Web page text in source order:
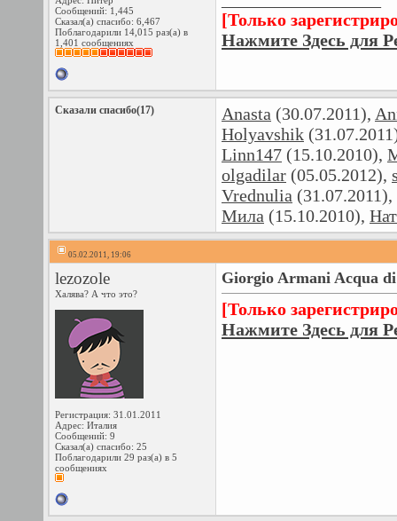
Сообщений: 1,445
Сказал(а) спасибо: 6,467
Поблагодарили 14,015 раз(а) в
1,401 сообщениях
[Только
Нажмите Здесь для
Сказали спасибо(17) Anasta (30.07.2011),
Holyavshik
Linn147 (15.10.2010),
olgadilar (05.05.2012),
Vrednulia (31.07.2011),
Мила (15.10.2010),
05.02.2011, 19:06
lezozole
Халява? А что это?
Регистрация: 31.01.2011
Адрес: Италия
Сообщений: 9
Сказал(а) спасибо: 25
Поблагодарили 29 раз(а) в 5
сообщениях
Giorgio Armani Acqua
[Только
Нажмите Здесь для